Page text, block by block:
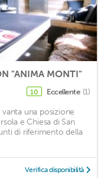
"ANIMA MONTI"
10 Eccellente (1)
una posizione
e Chiesa di San
di riferimento della
Verifica disponibilità